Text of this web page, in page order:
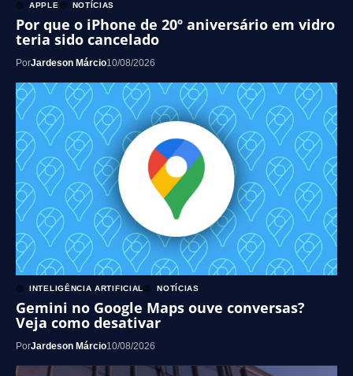
APPLE NOTÍCIAS
Por que o iPhone de 20º aniversário em vidro
teria sido cancelado
PorJardeson Márcio10/08/2026
INTELIGÊNCIA ARTIFICIAL NOTÍCIAS
Gemini no Google Maps ouve conversas?
Veja como desativar
PorJardeson Márcio10/08/2026